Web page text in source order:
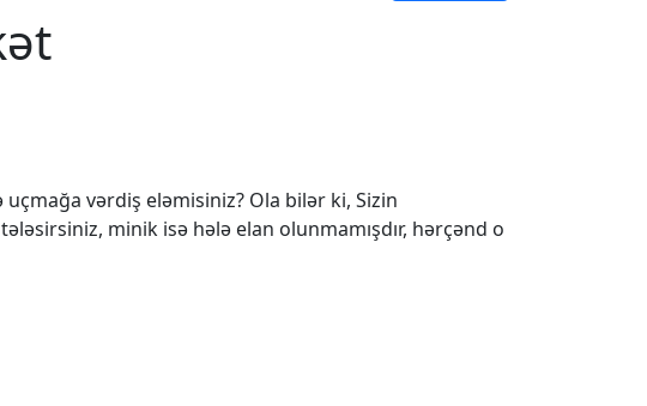
vərdiş eləmisiniz? Ola bilər ki, Sizin
minik isə hələ elan olunmamışdır, hərçənd o